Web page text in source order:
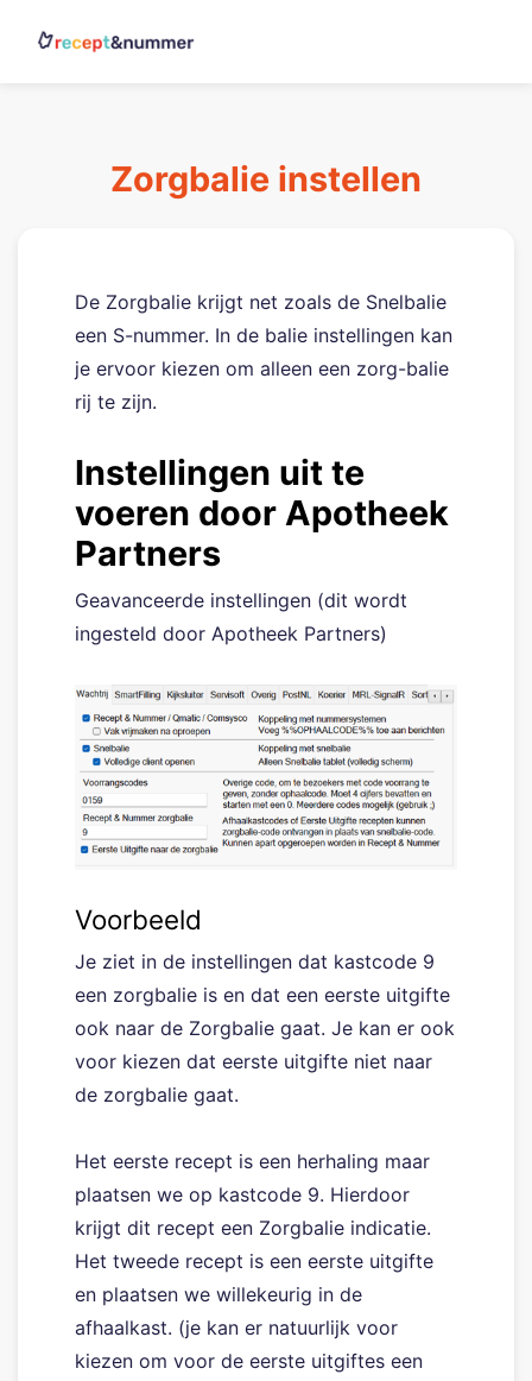
Zorgbalie instellen
De Zorgbalie krijgt net zoals de Snelbalie
een S-nummer. In de balie instellingen kan
je ervoor kiezen om alleen een zorg-balie
rij te zijn.
Instellingen uit te
voeren door Apotheek
Partners
Geavanceerde instellingen (dit wordt
ingesteld door Apotheek Partners)
Voorbeeld
Je ziet in de instellingen dat kastcode 9
een zorgbalie is en dat een eerste uitgifte
ook naar de Zorgbalie gaat. Je kan er ook
voor kiezen dat eerste uitgifte niet naar
de zorgbalie gaat.
Het eerste recept is een herhaling maar
plaatsen we op kastcode 9. Hierdoor
krijgt dit recept een Zorgbalie indicatie.
Het tweede recept is een eerste uitgifte
en plaatsen we willekeurig in de
afhaalkast. (je kan er natuurlijk voor
kiezen om voor de eerste uitgiftes een